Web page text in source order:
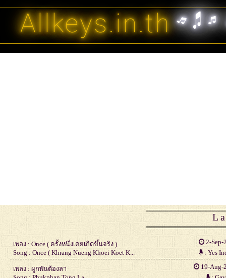
Allkeys.in.th
เพลง : Once ( ครั้งหนึ่งเคยเกิดขึ้นจริง )
2-Sep-
Song : Once ( Khrang Nueng Khoei Koet K...
: Yes
เพลง : ผูกพันต้องลา
19-Aug-